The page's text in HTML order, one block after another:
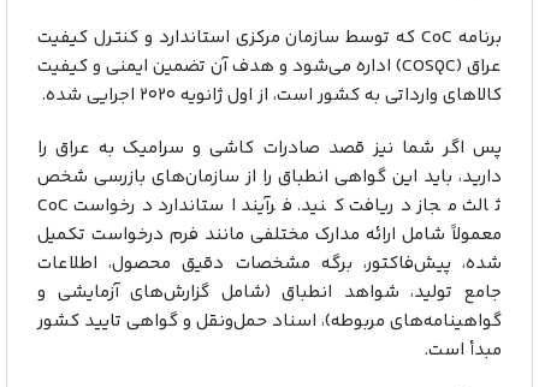
برنامه CoC که توسط سازمان مرکزی استاندارد و کنترل کیفیت
عراق (COSQC) اداره می‌شود و هدف آن تضمین ایمنی و کیفیت
کالاهای وارداتی به کشور است، از اول ژانویه ۲۰۲۰ اجرایی شده.
پس اگر شما نیز قصد صادرات کاشی و سرامیک به عراق را
دارید، باید این گواهی انطباق را از سازمان‌های بازرسی شخص
ثالث مجاز دریافت کنید. فرآیند استاندارد درخواست CoC
معمولاً شامل ارائه مدارک مختلفی مانند فرم درخواست تکمیل
شده، پیش‌فاکتور، برگه مشخصات دقیق محصول، اطلاعات
جامع تولید، شواهد انطباق (شامل گزارش‌های آزمایشی و
گواهینامه‌های مربوطه)، اسناد حمل‌ونقل و گواهی تایید کشور
مبدأ است.